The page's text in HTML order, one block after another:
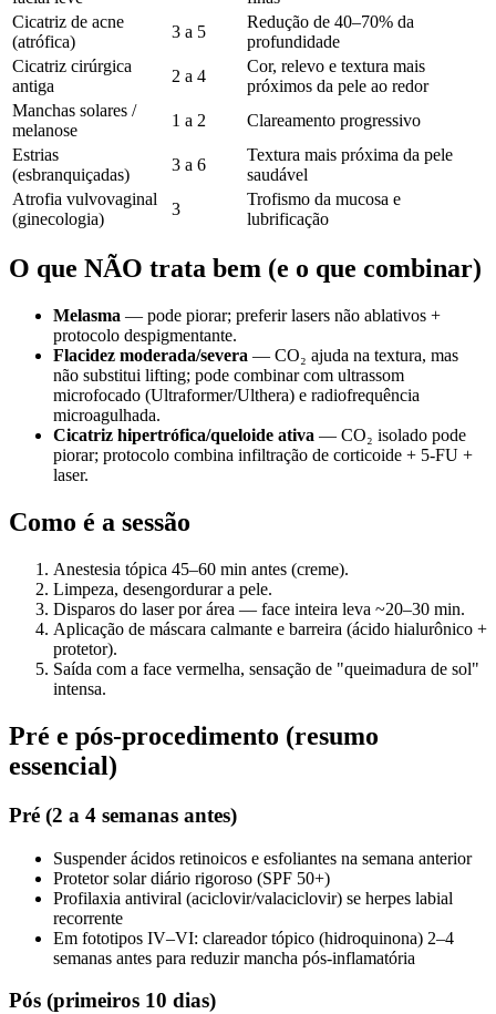
Cicatriz de acne
(atrófica)
3 a 5
Redução de 40–70% da
profundidade
Cicatriz cirúrgica
antiga
2 a 4
Cor, relevo e textura mais
próximos da pele ao redor
Manchas solares /
melanose
1 a 2
Clareamento progressivo
Estrias
(esbranquiçadas)
3 a 6
Textura mais próxima da pele
saudável
Atrofia vulvovaginal
(ginecologia)
3
Trofismo da mucosa e
lubrificação
O que NÃO trata bem (e o que combinar)
Melasma — pode piorar; preferir lasers não ablativos +
protocolo despigmentante.
Flacidez moderada/severa — CO₂ ajuda na textura, mas
não substitui lifting; pode combinar com ultrassom
microfocado (Ultraformer/Ulthera) e radiofrequência
microagulhada.
Cicatriz hipertrófica/queloide ativa — CO₂ isolado pode
piorar; protocolo combina infiltração de corticoide + 5-FU +
laser.
Como é a sessão
Anestesia tópica 45–60 min antes (creme).
Limpeza, desengordurar a pele.
Disparos do laser por área — face inteira leva ~20–30 min.
Aplicação de máscara calmante e barreira (ácido hialurônico +
protetor).
Saída com a face vermelha, sensação de "queimadura de sol"
intensa.
Pré e pós-procedimento (resumo
essencial)
Pré (2 a 4 semanas antes)
Suspender ácidos retinoicos e esfoliantes na semana anterior
Protetor solar diário rigoroso (SPF 50+)
Profilaxia antiviral (aciclovir/valaciclovir) se herpes labial
recorrente
Em fototipos IV–VI: clareador tópico (hidroquinona) 2–4
semanas antes para reduzir mancha pós-inflamatória
Pós (primeiros 10 dias)